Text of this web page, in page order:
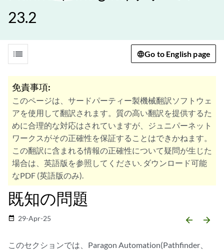
23.2
list Go to English page
免責事項:
このページは、サードパーティー製機械翻訳ソフトウェ
アを使用して翻訳されます。質の高い翻訳を提供するた
めに合理的な対応はされていますが、ジュニパーネット
ワークスがその正確性を保証することはできかねます。
この翻訳に含まれる情報の正確性について疑問が生じた
場合は、英語版を参照してください. ダウンロード可能
なPDF (英語版のみ).
既知の問題
date_range 29-Apr-25 arrow_backward arrow_forward
このセクションでは、Paragon Automation(Pathfinder、